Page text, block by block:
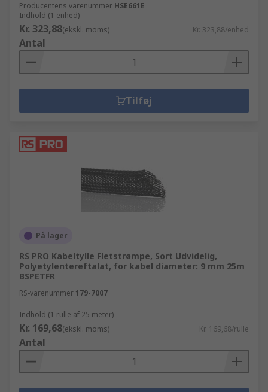
Producentens varenummer HSE661E
Indhold (1 enhed)
Kr. 323,88(ekskl. moms) Kr. 323,88/enhed
Antal
Tilføj
På lager
RS PRO Kabeltylle Fletstrømpe, Sort Udvidelig,
Polyetylentereftalat, for kabel diameter: 9 mm 25m
BSPETFR
RS-varenummer 179-7007
Indhold (1 rulle af 25 meter)
Kr. 169,68(ekskl. moms) Kr. 169,68/rulle
Antal